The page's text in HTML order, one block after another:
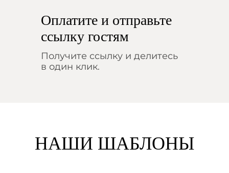
Оплатите и отправьте
ссылку гостям
Получите ссылку и делитесь
в один клик.
НАШИ ШАБЛОНЫ